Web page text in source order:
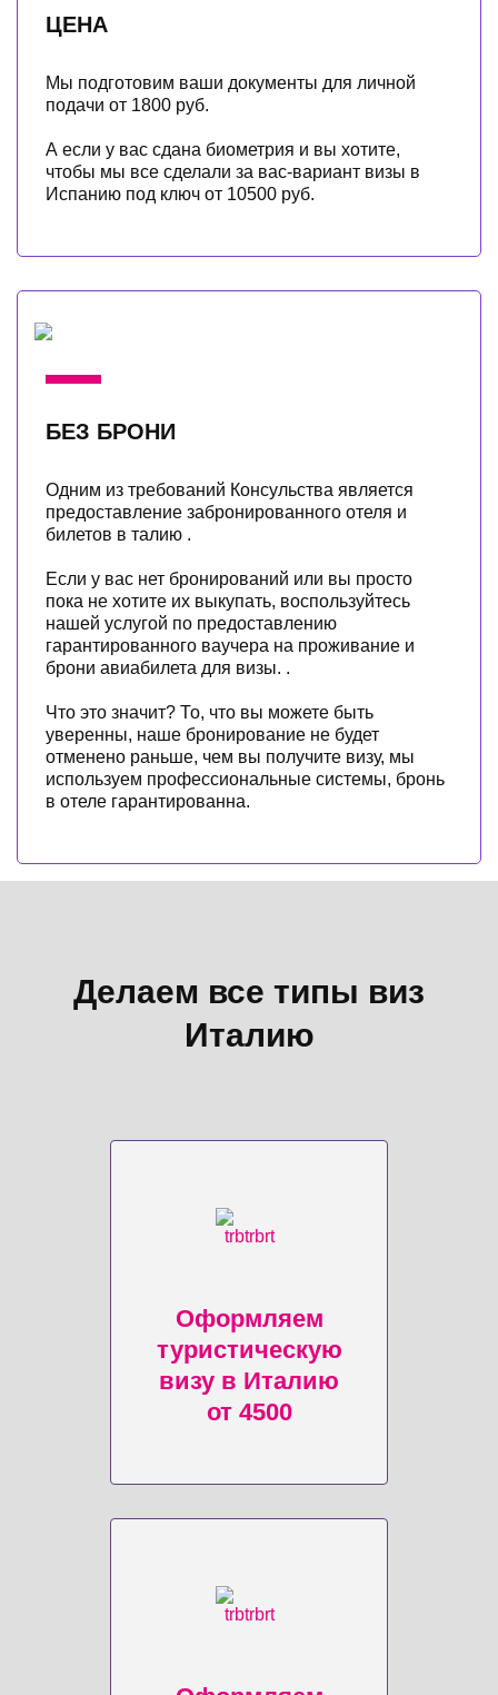
ЦЕНА
Мы подготовим ваши документы для личной
подачи от 1800 руб.
А если у вас сдана биометрия и вы хотите,
чтобы мы все сделали за вас-вариант визы в
Испанию под ключ от 10500 руб.
БЕЗ БРОНИ
Одним из требований Консульства является
предоставление забронированного отеля и
билетов в талию .
Если у вас нет бронирований или вы просто
пока не хотите их выкупать, воспользуйтесь
нашей услугой по предоставлению
гарантированного ваучера на проживание и
брони авиабилета для визы. .
Что это значит? То, что вы можете быть
уверенны, наше бронирование не будет
отменено раньше, чем вы получите визу, мы
используем профессиональные системы, бронь
в отеле гарантированна.
Делаем все типы виз
Италию
Оформляем
туристическую
визу в Италию
от 4500